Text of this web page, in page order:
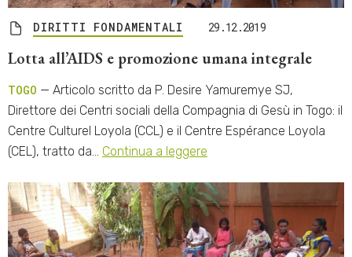
DIRITTI FONDAMENTALI 29.12.2019
Lotta all’AIDS e promozione umana integrale
TOGO — Articolo scritto da P. Desire Yamuremye SJ,
Direttore dei Centri sociali della Compagnia di Gesù in Togo: il
Centre Culturel Loyola (CCL) e il Centre Espérance Loyola
(CEL), tratto da… Continua a leggere